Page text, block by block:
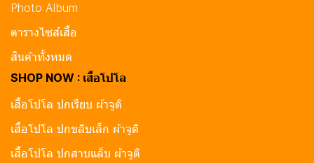
Photo Album
ตารางไซส์เสื้อ
สินค้าทั้งหมด
SHOP NOW : เสื้อโปโล
เสื้อโปโล ปกเรียบ ผ้าจูติ
เสื้อโปโล ปกขลิบเล็ก ผ้าจูติ
เสื้อโปโล ปกสาบแล็บ ผ้าจูติ